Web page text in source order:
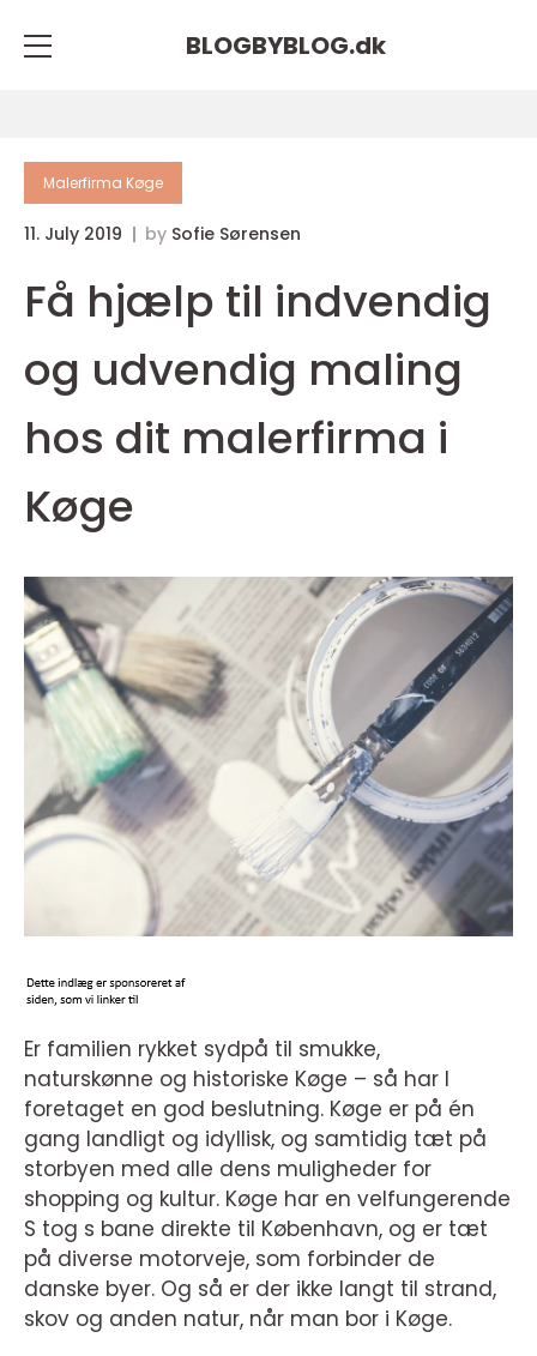
BLOGBYBLOG.dk
Malerfirma Køge
11. July 2019 by Sofie Sørensen
Få hjælp til indvendig
og udvendig maling
hos dit malerfirma i
Køge
Er familien rykket sydpå til smukke,
naturskønne og historiske Køge – så har I
foretaget en god beslutning. Køge er på én
gang landligt og idyllisk, og samtidig tæt på
storbyen med alle dens muligheder for
shopping og kultur. Køge har en velfungerende
S tog s bane direkte til København, og er tæt
på diverse motorveje, som forbinder de
danske byer. Og så er der ikke langt til strand,
skov og anden natur, når man bor i Køge.